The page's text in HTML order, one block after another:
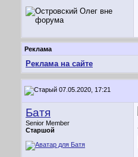
Реклама
Реклама на сайте
07.05.2020, 17:21
Батя
Senior Member
Старшой